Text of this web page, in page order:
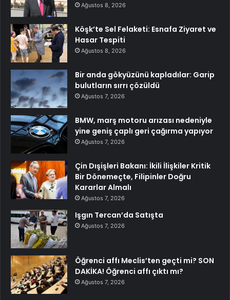
Ağustos 8, 2026
Köşk’te Sel Felaketi: Esnafa Ziyaret ve
Hasar Tespiti
Ağustos 8, 2026
Bir anda gökyüzünü kapladılar: Garip
bulutların sırrı çözüldü
Ağustos 7, 2026
BMW, marş motoru arızası nedeniyle
yine geniş çaplı geri çağırma yapıyor
Ağustos 7, 2026
Çin Dışişleri Bakanı: İkili İlişkiler Kritik
Bir Dönemeçte, Filipinler Doğru
Kararlar Almalı
Ağustos 7, 2026
Işgın Tercan’da Satışta
Ağustos 7, 2026
Öğrenci affı Meclis’ten geçti mi? SON
DAKİKA! Öğrenci affı çıktı mı?
Ağustos 7, 2026